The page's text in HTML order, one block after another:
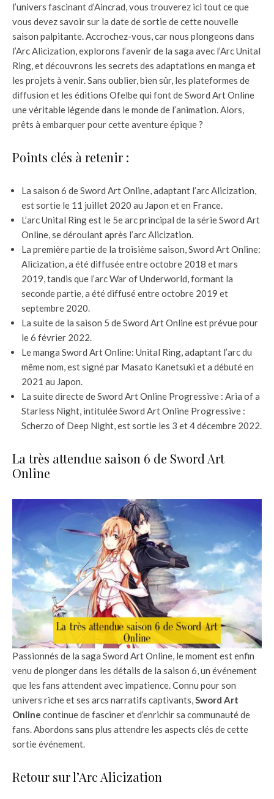
l’univers fascinant d’Aincrad, vous trouverez ici tout ce que
vous devez savoir sur la date de sortie de cette nouvelle
saison palpitante. Accrochez-vous, car nous plongeons dans
l’Arc Alicization, explorons l’avenir de la saga avec l’Arc Unital
Ring, et découvrons les secrets des adaptations en manga et
les projets à venir. Sans oublier, bien sûr, les plateformes de
diffusion et les éditions Ofelbe qui font de Sword Art Online
une véritable légende dans le monde de l’animation. Alors,
prêts à embarquer pour cette aventure épique ?
Points clés à retenir :
La saison 6 de Sword Art Online, adaptant l’arc Alicization,
est sortie le 11 juillet 2020 au Japon et en France.
L’arc Unital Ring est le 5e arc principal de la série Sword Art
Online, se déroulant après l’arc Alicization.
La première partie de la troisième saison, Sword Art Online:
Alicization, a été diffusée entre octobre 2018 et mars
2019, tandis que l’arc War of Underworld, formant la
seconde partie, a été diffusé entre octobre 2019 et
septembre 2020.
La suite de la saison 5 de Sword Art Online est prévue pour
le 6 février 2022.
Le manga Sword Art Online: Unital Ring, adaptant l’arc du
même nom, est signé par Masato Kanetsuki et a débuté en
2021 au Japon.
La suite directe de Sword Art Online Progressive : Aria of a
Starless Night, intitulée Sword Art Online Progressive :
Scherzo of Deep Night, est sortie les 3 et 4 décembre 2022.
La très attendue saison 6 de Sword Art
Online
Passionnés de la saga Sword Art Online, le moment est enfin
venu de plonger dans les détails de la saison 6, un événement
que les fans attendent avec impatience. Connu pour son
univers riche et ses arcs narratifs captivants,Sword Art
Online continue de fasciner et d’enrichir sa communauté de
fans. Abordons sans plus attendre les aspects clés de cette
sortie événement.
Retour sur l’Arc Alicization